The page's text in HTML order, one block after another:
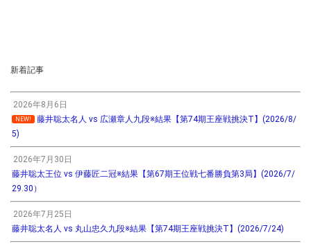
新着記事
2026年8月6日
NEW!
藤井聡太名人 vs 広瀬章人九段※結果【第74期王座戦挑決T】(2026/8/
5)
2026年7月30日
藤井聡太王位 vs 伊藤匠二冠※結果【第67期王位戦七番勝負第3局】(2026/7/
29.30）
2026年7月25日
藤井聡太名人 vs 丸山忠久九段※結果【第74期王座戦挑決T】(2026/7/24)